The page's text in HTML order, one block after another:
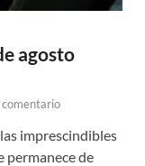
agosto
imprescindibles
permanece de